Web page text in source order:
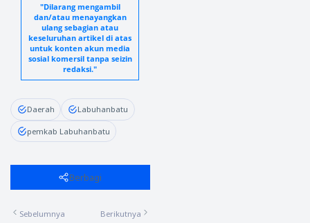
"Dilarang mengambil
dan/atau menayangkan
ulang sebagian atau
keseluruhan artikel di atas
untuk konten akun media
sosial komersil tanpa seizin
redaksi."
Daerah Labuhanbatu
pemkab Labuhanbatu
Berbagi
Sebelumnya Berikutnya